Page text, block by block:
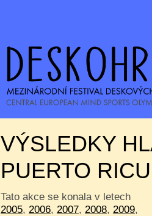
VÝSLEDKY
PUERTO RICU
Tato akce se konala v letech
2005, 2006, 2007, 2008, 2009,